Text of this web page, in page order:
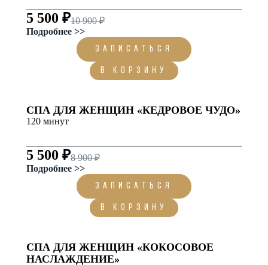
5 500 ₽10 900 ₽
Подробнее >>
ЗАПИСАТЬСЯ
В корзину
СПА ДЛЯ ЖЕНЩИН «КЕДРОВОЕ ЧУДО»
120 минут
5 500 ₽8 900 ₽
Подробнее >>
ЗАПИСАТЬСЯ
В корзину
СПА ДЛЯ ЖЕНЩИН «КОКОСОВОЕ
НАСЛАЖДЕНИЕ»